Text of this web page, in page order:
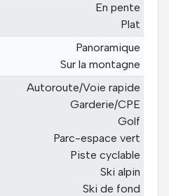
En pente
Plat
Panoramique
Sur la montagne
Autoroute/Voie rapide
Garderie/CPE
Golf
Parc-espace vert
Piste cyclable
Ski alpin
Ski de fond